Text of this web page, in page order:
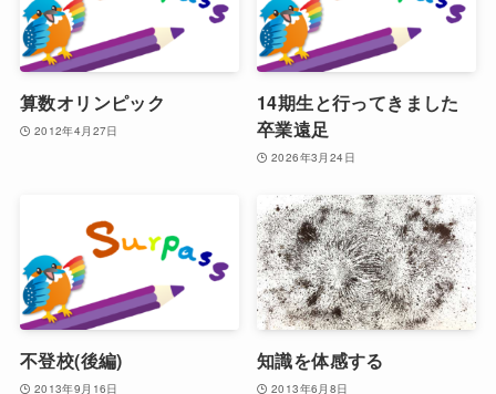
算数オリンピック
2012年4月27日
14期生と行ってきました
卒業遠足
2026年3月24日
不登校(後編)
2013年9月16日
知識を体感する
2013年6月8日